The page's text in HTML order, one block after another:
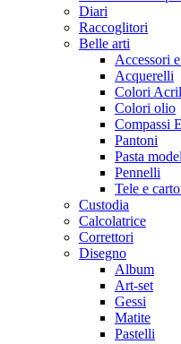
Diari
Raccoglitori
Belle arti
Accessori
Acquerelli
Colori
Colori olio
Compassi
Pantoni
Pasta
Pennelli
Tele e
Custodia
Calcolatrice
Correttori
Disegno
Album
Art-set
Gessi
Matite
Pastelli